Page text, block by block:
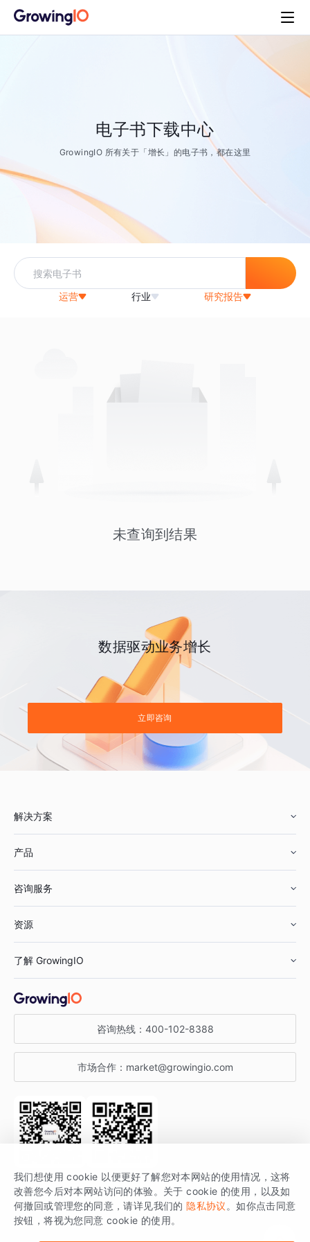
电子书下载中心
GrowingIO 所有关于「增长」的电子书，都在这里
运营 行业 研究报告
未查询到结果
数据驱动业务增长
立即咨询
解决方案
鞋服行业
汽车行业
金融行业
产品
智能运营
获客分析
咨询服务
资源
增长公开课
增长博客
开发者文档
SDK 文档
场景指南
了解 GrowingIO
关于 GrowingIO
增长大会
行业活动
咨询热线： 400-102-8388
市场合作： market@growingio.com
关注公众号 获取更多干货
GrowingIO 是专注于数据智能分析与增长的品牌，核心平台为 GrowingIO
分析云。
我们想使用 cookie 以便更好了解您对本网站的使用情况，这将
改善您今后对本网站访问的体验。关于 cookie 的使用，以及如
何撤回或管理您的同意，请详见我们的 隐私协议 。如你点击同意
按钮，将视为您同意 cookie 的使用。